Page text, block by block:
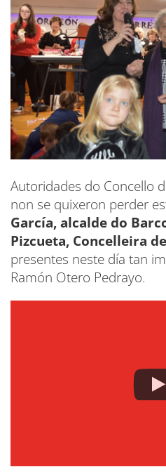
Autoridades do Concello
non se quixeron perder
García, alcalde do
Pizcueta, Concelleira
presentes neste día tan
Ramón Otero Pedrayo.